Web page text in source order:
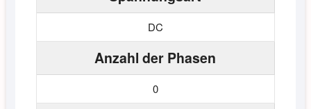
DC
Anzahl der Phasen
0